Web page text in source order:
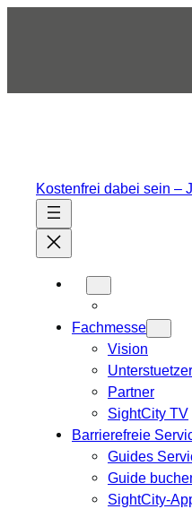
Kostenfrei dabei sein –
Fachmesse
Vision
Unterstuetzer
Partner
SightCity TV
Barrierefreie
Guides
Guide
SightCity-